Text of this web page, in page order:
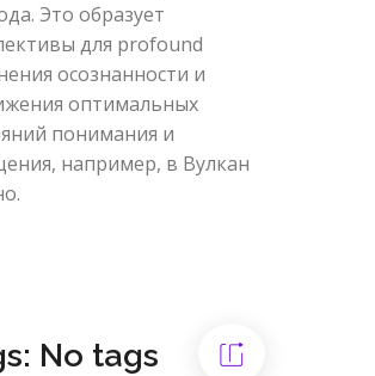
Это образует
для profound
осознанности и
оптимальных
понимания и
например, в Вулкан
No tags